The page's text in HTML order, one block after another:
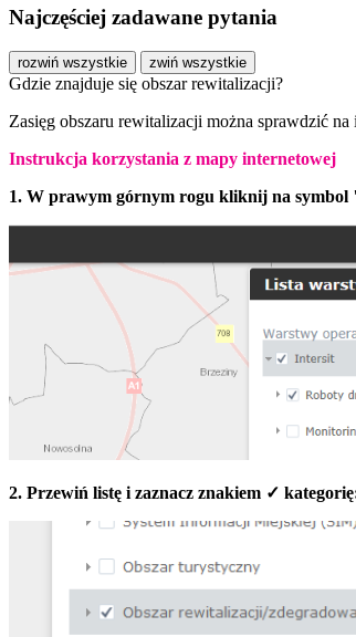
Najczęściej zadawane pytania
rozwiń wszystkie zwiń wszystkie
Gdzie znajduje się obszar rewitalizacji?
Zasięg obszaru rewitalizacji można sprawdzić
Instrukcja korzystania z mapy internetowej
1. W prawym górnym rogu kliknij na
2. Przewiń listę i zaznacz znakiem ✓